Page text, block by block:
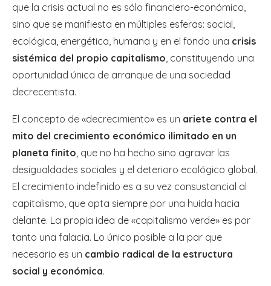
que la crisis actual no es sólo financiero-económico,
sino que se manifiesta en múltiples esferas: social,
ecológica, energética, humana y en el fondo una crisis
sistémica del propio capitalismo , constituyendo una
oportunidad única de arranque de una sociedad
decrecentista.
El concepto de «decrecimiento» es un ariete contra el
mito del crecimiento económico ilimitado en un
planeta finito , que no ha hecho sino agravar las
desigualdades sociales y el deterioro ecológico global.
El crecimiento indefinido es a su vez consustancial al
capitalismo, que opta siempre por una huída hacia
delante. La propia idea de «capitalismo verde» es por
tanto una falacia. Lo único posible a la par que
necesario es un cambio radical de la estructura
social y económica.